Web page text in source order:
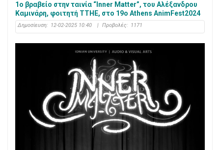
1ο βραβείο στην ταινία “Inner Matter”, του Αλέξανδρου
Καμινάρη, φοιτητή ΤΤΗΕ, στο 19ο Αthens AnimFest2024
Δημοσίευση: 12-02-2025 10:40 | Προβολές: 1171